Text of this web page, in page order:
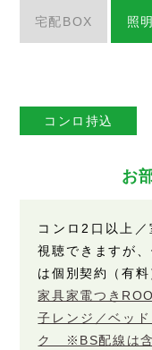
宅配BOX 照
コンロ持込
お
コンロ2口以上
視聴できますが
は個別契約（有料
家具家電つき
子レンジ／ベッ
ク ※BS配線は